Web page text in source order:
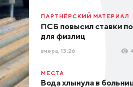
ПАРТНЁРСКИЙ МАТЕРИАЛ
ПСБ повысил ставки
для физлиц
вчера, 13:26
МЕСТА
Вода хлынула в